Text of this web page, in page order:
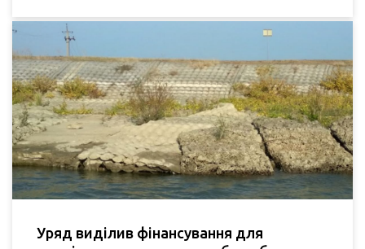
Уряд виділив фінансування для